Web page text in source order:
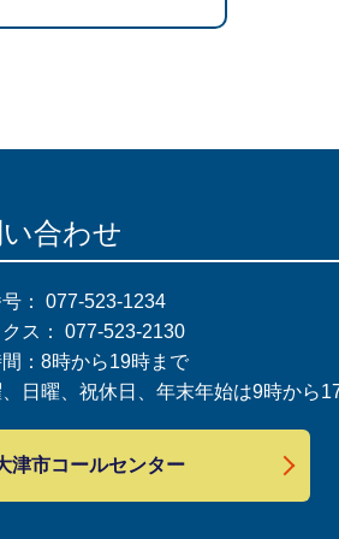
合わせ
： 077-523-1234
ス： 077-523-2130
：8時から19時まで
、日曜、祝休日、年末年始は9時から
津市コールセンター